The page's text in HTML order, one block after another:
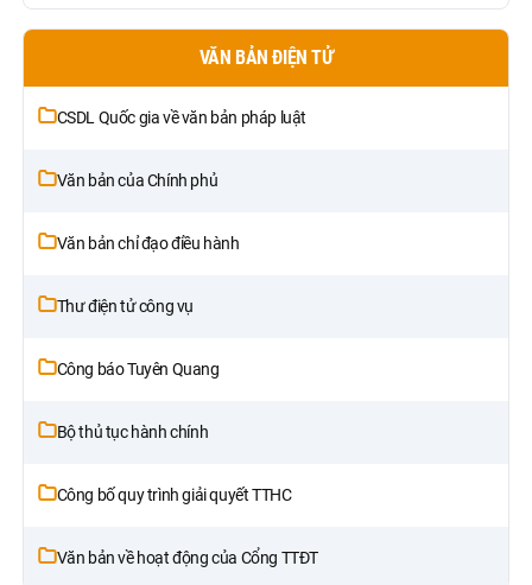
VĂN BẢN ĐIỆN TỬ
CSDL Quốc gia về văn bản pháp luật
Văn bản của Chính phủ
Văn bản chỉ đạo điều hành
Thư điện tử công vụ
Công báo Tuyên Quang
Bộ thủ tục hành chính
Công bố quy trình giải quyết TTHC
Văn bản về hoạt động của Cổng TTĐT